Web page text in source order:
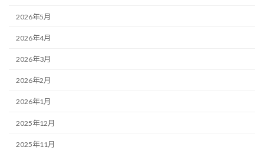
2026年5月
2026年4月
2026年3月
2026年2月
2026年1月
2025年12月
2025年11月